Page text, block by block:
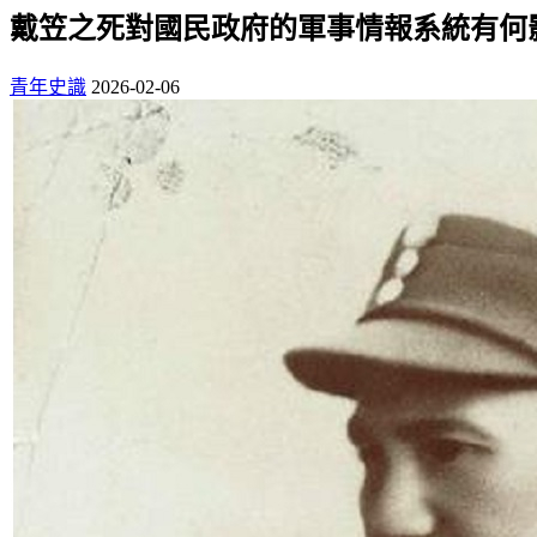
戴笠之死對國民政府的軍事情報系統有何
青年史識 2026-02-06